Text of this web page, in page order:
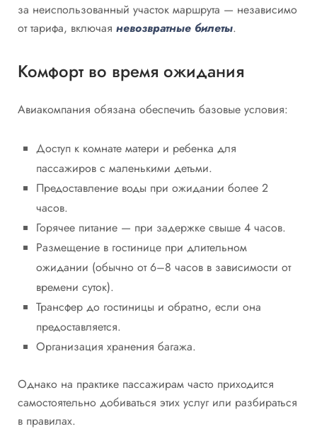
за неиспользованный участок маршрута — независимо
от тарифа, включая невозвратные билеты.
Комфорт во время ожидания
Авиакомпания обязана обеспечить базовые условия:
Доступ к комнате матери и ребенка для
пассажиров с маленькими детьми.
Предоставление воды при ожидании более 2
часов.
Горячее питание — при задержке свыше 4 часов.
Размещение в гостинице при длительном
ожидании (обычно от 6–8 часов в зависимости от
времени суток).
Трансфер до гостиницы и обратно, если она
предоставляется.
Организация хранения багажа.
Однако на практике пассажирам часто приходится
самостоятельно добиваться этих услуг или разбираться
в правилах.